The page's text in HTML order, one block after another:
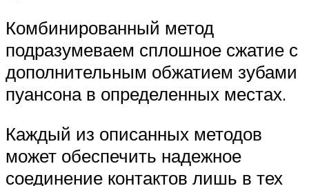
Комбинированный метод
подразумеваем сплошное сжатие с
дополнительным обжатием зубами
пуансона в определенных местах.
Каждый из описанных методов
может обеспечить надежное
соединение контактов лишь в тех